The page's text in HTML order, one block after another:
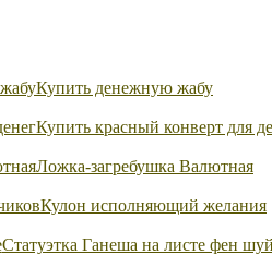
Купить денежную жабу
Купить красный конверт для
Ложка-загребушка Валютная
Кулон исполняющий желания
Статуэтка Ганеша на листе фен